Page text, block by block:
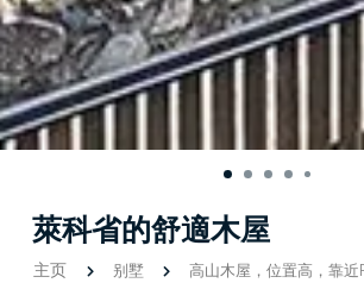
萊科省的舒適木屋
主页 别墅 高山木屋，位置高，靠近